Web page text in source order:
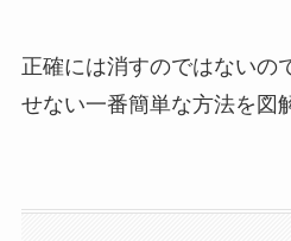
正確には消すのではないの
せない一番簡単な方法を図